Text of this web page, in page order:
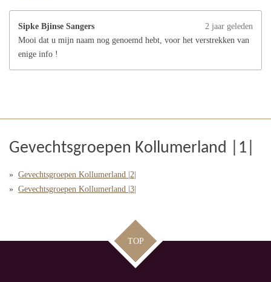
Sipke Bjinse Sangers
2 jaar geleden
Mooi dat u mijn naam nog genoemd hebt, voor het verstrekken van
enige info !
Gevechtsgroepen Kollumerland |1|
Gevechtsgroepen Kollumerland |2|
Gevechtsgroepen Kollumerland |3|
TOP